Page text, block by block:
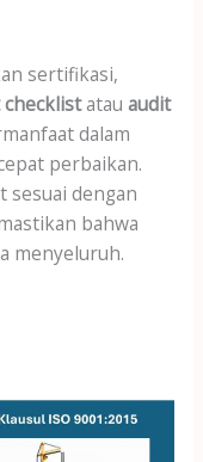
sertifikasi,
checklistatau audit
dalam
perbaikan.
sesuai dengan
bahwa
menyeluruh.